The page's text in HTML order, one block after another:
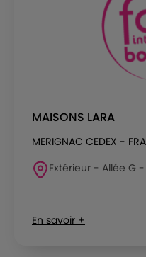
MAISONS LARA
MERIGNAC CEDEX -
Extérieur - Allée G -
En savoir +